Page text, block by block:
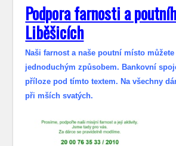
Podpora farnosti a
Liběšicích
Naši farnost a naše poutní místo
jednoduchým způsobem. Bankovní
příloze pod tímto textem. Na všechny
při mších svatých.